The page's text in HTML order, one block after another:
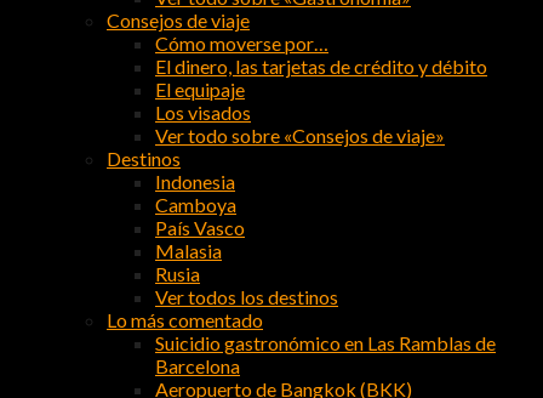
Consejos de viaje
Cómo moverse por…
El dinero, las tarjetas de crédito y débito
El equipaje
Los visados
Ver todo sobre «Consejos de viaje»
Destinos
Indonesia
Camboya
País Vasco
Malasia
Rusia
Ver todos los destinos
Lo más comentado
Suicidio gastronómico en Las Ramblas de
Barcelona
Aeropuerto de Bangkok (BKK)